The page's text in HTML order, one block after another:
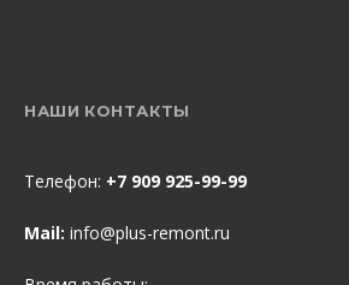
НАШИ КОНТАКТЫ
Телефон: +7 909 925-99-99
Mail: info@plus-remont.ru